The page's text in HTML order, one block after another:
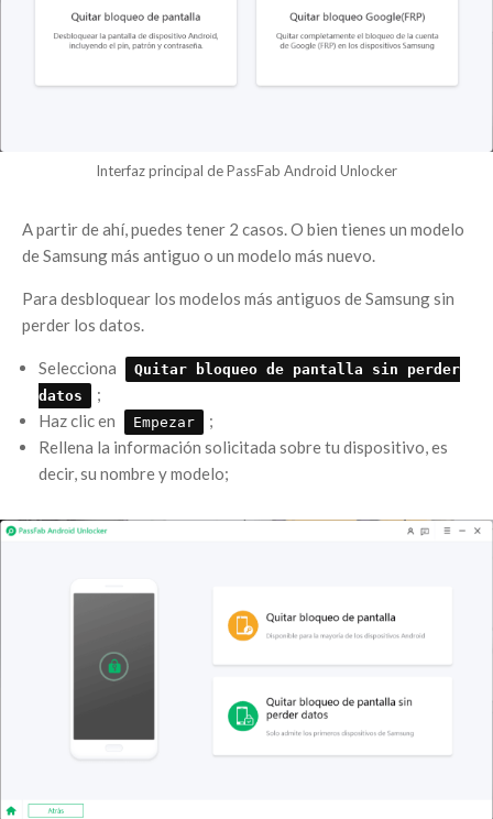
Interfaz principal de PassFab Android Unlocker
A partir de ahí, puedes tener 2 casos. O bien tienes un modelo
de Samsung más antiguo o un modelo más nuevo.
Para desbloquear los modelos más antiguos de Samsung sin
perder los datos.
Selecciona
Quitar bloqueo de pantalla sin perder
datos
;
Haz clic en
Empezar
;
Rellena la información solicitada sobre tu dispositivo, es
decir, su nombre y modelo;